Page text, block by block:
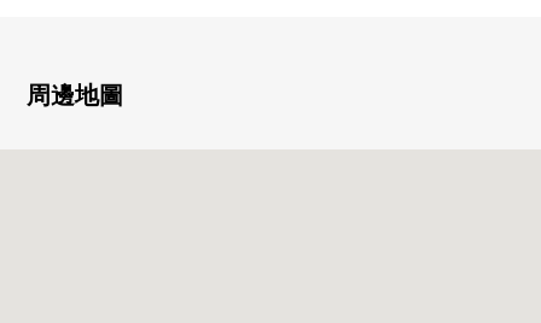
■推薦重點━━━━━・・・・・
周邊地圖